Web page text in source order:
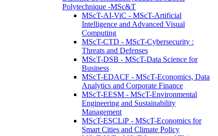
Polytechnique -MSc&T
MScT-AI-ViC - MScT-Artificial
Intelligence and Advanced Visual
Computing
MScT-CTD - MScT-Cybersecurity :
Threats and Defenses
MScT-DSB - MScT-Data Science for
Business
MScT-EDACF - MScT-Economics, Data
Analytics and Corporate Finance
MScT-EESM - MScT-Environmental
Engineering and Sustainability
Management
MScT-ESCLiP - MScT-Economics for
Smart Cities and Climate Policy